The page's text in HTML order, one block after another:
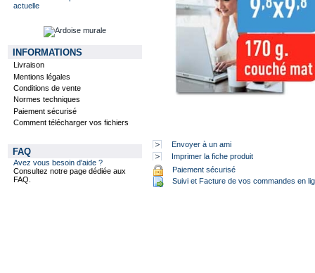
actuelle
INFORMATIONS
Livraison
Mentions légales
Conditions de vente
Normes techniques
Paiement sécurisé
Comment télécharger vos fichiers
FAQ
Avez vous besoin d'aide ?
Consultez notre page dédiée aux
FAQ.
Envoyer à un ami
Imprimer la fiche produit
Paiement sécurisé
Suivi et Facture de vos commandes en